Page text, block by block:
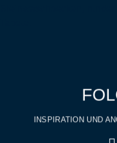
INSPIRATION UND